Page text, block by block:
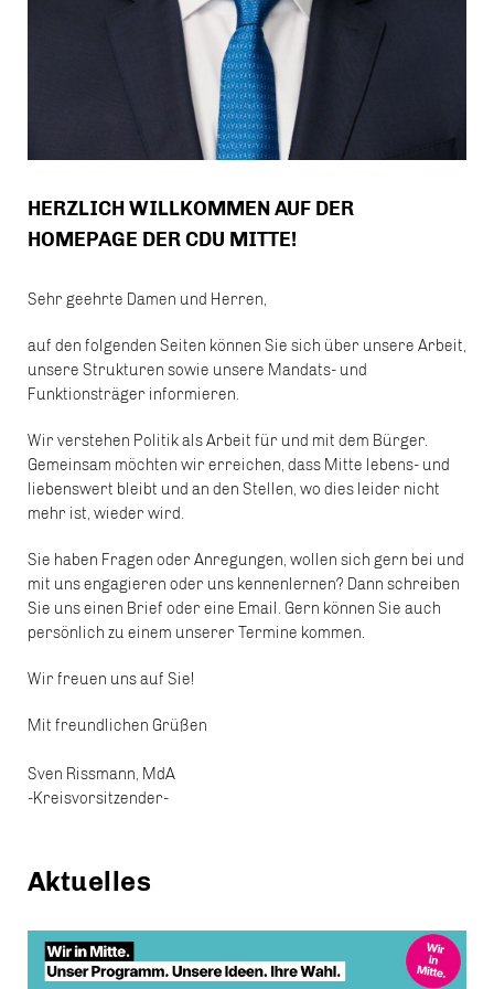
HERZLICH WILLKOMMEN AUF DER
HOMEPAGE DER CDU MITTE!
Sehr geehrte Damen und Herren,
auf den folgenden Seiten können Sie sich über unsere Arbeit,
unsere Strukturen sowie unsere Mandats- und
Funktionsträger informieren.
Wir verstehen Politik als Arbeit für und mit dem Bürger.
Gemeinsam möchten wir erreichen, dass Mitte lebens- und
liebenswert bleibt und an den Stellen, wo dies leider nicht
mehr ist, wieder wird.
Sie haben Fragen oder Anregungen, wollen sich gern bei und
mit uns engagieren oder uns kennenlernen? Dann schreiben
Sie uns einen Brief oder eine Email. Gern können Sie auch
persönlich zu einem unserer Termine kommen.
Wir freuen uns auf Sie!
Mit freundlichen Grüßen
Sven Rissmann, MdA
-Kreisvorsitzender-
Aktuelles